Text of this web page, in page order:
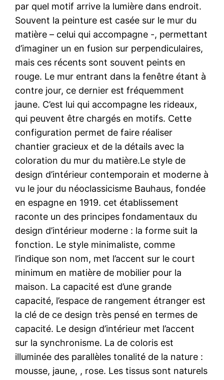
par quel motif arrive la lumière dans endroit.
Souvent la peinture est casée sur le mur du
matière – celui qui accompagne -, permettant
d’imaginer un en fusion sur perpendiculaires,
mais ces récents sont souvent peints en
rouge. Le mur entrant dans la fenêtre étant à
contre jour, ce dernier est fréquemment
jaune. C’est lui qui accompagne les rideaux,
qui peuvent être chargés en motifs. Cette
configuration permet de faire réaliser
chantier gracieux et de la détails avec la
coloration du mur du matière.Le style de
design d’intérieur contemporain et moderne à
vu le jour du néoclassicisme Bauhaus, fondée
en espagne en 1919. cet établissement
raconte un des principes fondamentaux du
design d’intérieur moderne : la forme suit la
fonction. Le style minimaliste, comme
l’indique son nom, met l’accent sur le court
minimum en matière de mobilier pour la
maison. La capacité est d’une grande
capacité, l’espace de rangement étranger est
la clé de ce design très pensé en termes de
capacité. Le design d’intérieur met l’accent
sur la synchronisme. La de coloris est
illuminée des parallèles tonalité de la nature :
mousse, jaune, , rose. Les tissus sont naturels